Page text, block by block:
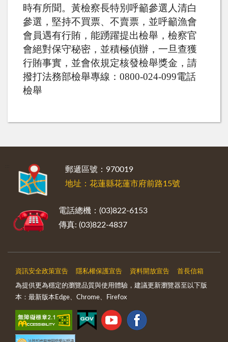
時有所聞。黃檢察長特別呼籲參選人清白
參選，堅持不買票、不賣票，並呼籲漁會
會員遇有行賄，能踴躍提出檢舉，檢察官
會絕對保守秘密，並積極偵辦，一旦查獲
行賄事實，並會依規定核發檢舉獎金，請
撥打法務部檢舉專線： 0800-024-099電話
檢舉
郵遞區號：970019
地址：花蓮縣花蓮市府前路15號
電話總機：(03)822-6153
傳真: (03)822-4837
資訊安全政策宣告 隱私權保護宣告 資料開放宣告 首長信箱
為提供更為穩定的瀏覽品質與使用體驗，建議更新瀏覽器至以下版
本：最新版本Edge、Chrome、Firefox